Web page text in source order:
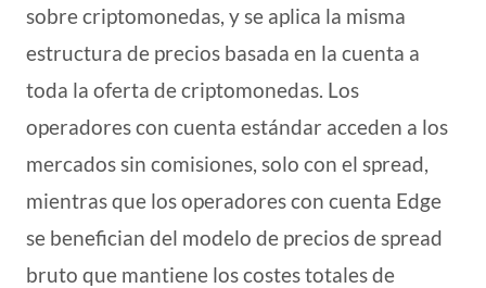
sobre criptomonedas, y se aplica la misma
estructura de precios basada en la cuenta a
toda la oferta de criptomonedas. Los
operadores con cuenta estándar acceden a los
mercados sin comisiones, solo con el spread,
mientras que los operadores con cuenta Edge
se benefician del modelo de precios de spread
bruto que mantiene los costes totales de